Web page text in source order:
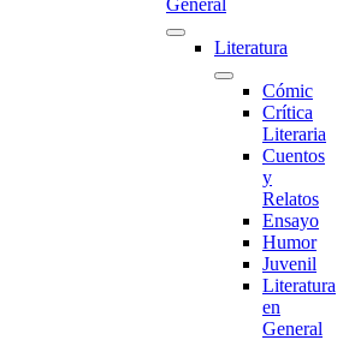
General
Literatura
Cómic
Crítica
Literaria
Cuentos
y
Relatos
Ensayo
Humor
Juvenil
Literatura
en
General